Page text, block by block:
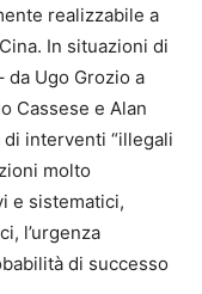
realizzabile a
In situazioni di
Ugo Grozio a
Cassese e Alan
interventi “illegali
molto
e sistematici,
l’urgenza
di successo